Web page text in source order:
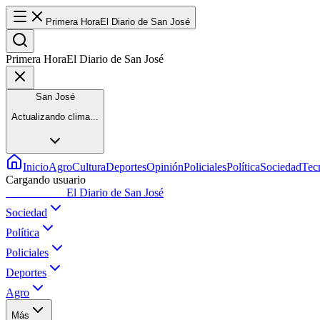
Primera HoraEl Diario de San José
Primera HoraEl Diario de San José
San José
Actualizando clima...
InicioAgroCulturaDeportesOpiniónPolicialesPolíticaSociedad
Cargando usuario
El Diario de San José
Sociedad
Política
Policiales
Deportes
Agro
Más